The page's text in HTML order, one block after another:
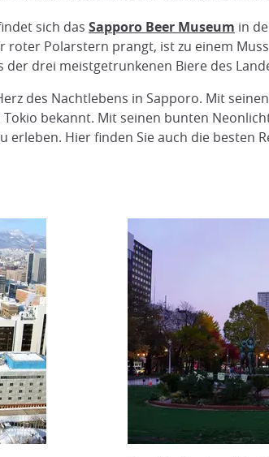
sich das Sapporo Beer Museum in
roter Polarstern prangt, ist zu einem
drei meistgetrunkenen Biere des
des Nachtlebens in Sapporo. Mit
bekannt. Mit seinen bunten
Hier finden Sie auch die besten